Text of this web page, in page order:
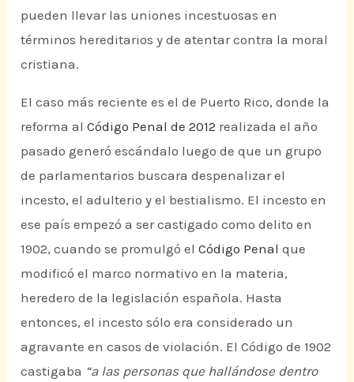
pueden llevar las uniones incestuosas en
términos hereditarios y de atentar contra la moral
cristiana.
El caso más reciente es el de Puerto Rico, donde la
reforma alCódigo Penal de 2012 realizada el año
pasado generó escándalo luego de que un grupo
de parlamentarios buscara despenalizar el
incesto, el adulterio y el bestialismo. El incesto en
ese país empezó a ser castigado como delito en
1902, cuando se promulgó elCódigo Penal que
modificó el marco normativo en la materia,
heredero de la legislación española. Hasta
entonces, el incesto sólo era considerado un
agravante en casos de violación. El Código de 1902
castigaba “a las personas que hallándose dentro